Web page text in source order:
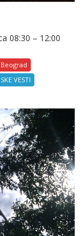
08:30 – 12:00
VESTI